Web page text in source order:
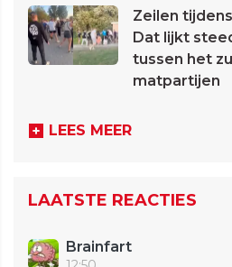
Zeilen
Dat lijkt
tussen het
matpartijen
LEES MEER
LAATSTE REACTIES
Brainfart